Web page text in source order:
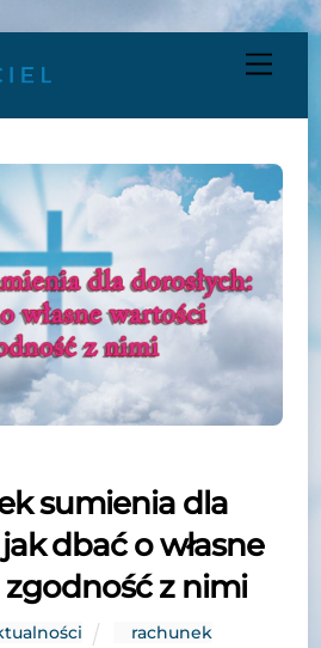
sumienia dla
dbać o własne
z nimi
rachunek